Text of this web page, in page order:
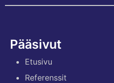
Pääsivut
Etusivu
Referenssit